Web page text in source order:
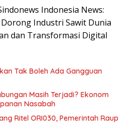
Indonesia News:
Dorong Industri Sawit Dunia
dan Transformasi Digital
Tak Boleh Ada Gangguan
Masih Terjadi? Ekonom
Nasabah
Ritel ORI030, Pemerintah Raup